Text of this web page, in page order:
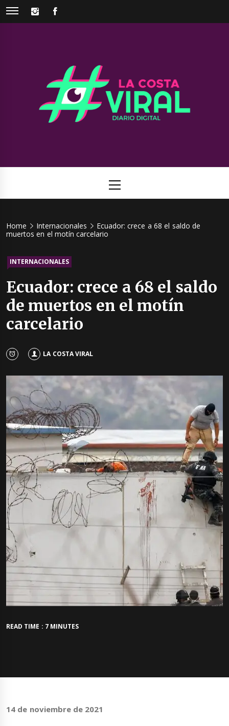
Skip
INSTAGRAM
Viral
Menu
Home Internacionales
Ecuador: crece a 68 el saldo de
muertos en el motín carcelario
INTERNACIONALES
Ecuador: crece a 68 el saldo
de muertos en el motín
carcelario
LA COSTA VIRAL
READ TIME : 7 MINUTES
14 de noviembre de 2021